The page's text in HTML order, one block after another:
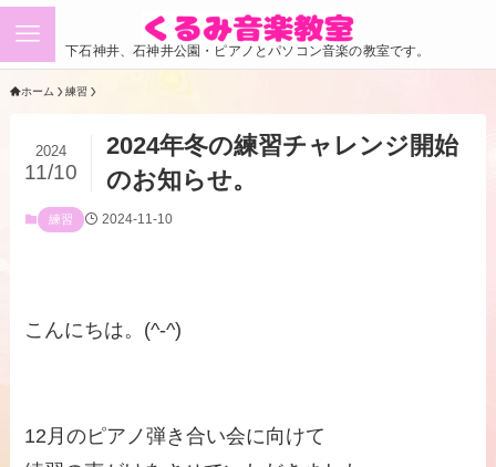
下石神井、石神井公園・ピアノとパソコン音楽の教室です。
ホーム 練習
2024年冬の練習チャレンジ開始
のお知らせ。
2024
11/10
練習 2024-11-10
こんにちは。(^-^)
12月のピアノ弾き合い会に向けて